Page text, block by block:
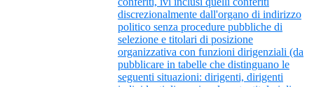
discrezionalmente dall'organo di indirizzo
politico senza procedure pubbliche di
selezione e titolari di posizione
organizzativa con funzioni dirigenziali (da
pubblicare in tabelle che distinguano le
seguenti situazioni: dirigenti, dirigenti